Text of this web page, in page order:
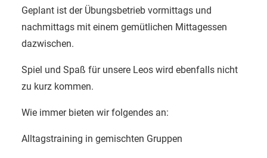
Geplant ist der Übungsbetrieb vormittags und
nachmittags mit einem gemütlichen Mittagessen
dazwischen.
Spiel und Spaß für unsere Leos wird ebenfalls nicht
zu kurz kommen.
Wie immer bieten wir folgendes an:
Alltagstraining in gemischten Gruppen